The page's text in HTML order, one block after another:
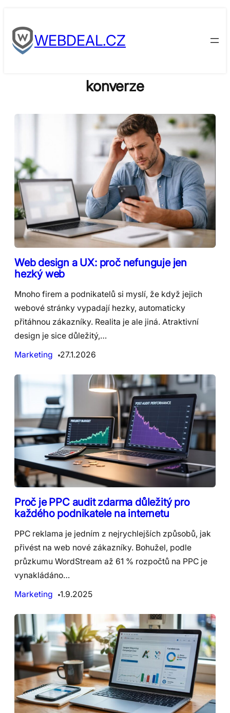
to
contentWEBDEAL.CZ
konverze
Web design a UX: proč nefunguje jen
hezký web
Mnoho firem a podnikatelů si myslí, že když jejich
webové stránky vypadají hezky, automaticky
přitáhnou zákazníky. Realita je ale jiná. Atraktivní
design je sice důležitý,…
Marketing
27.1.2026
Proč je PPC audit zdarma důležitý pro
každého podnikatele na internetu
PPC reklama je jedním z nejrychlejších způsobů, jak
přivést na web nové zákazníky. Bohužel, podle
průzkumu WordStream až 61 % rozpočtů na PPC je
vynakládáno…
Marketing
1.9.2025